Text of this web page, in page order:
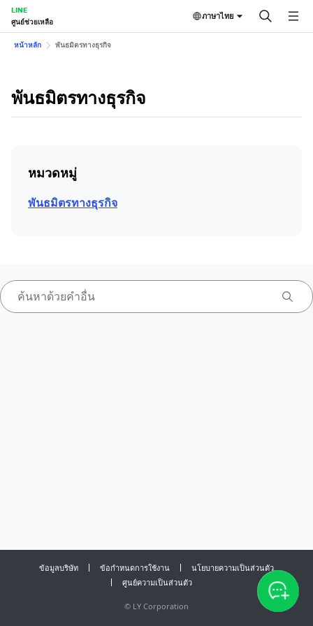
LINE
ศูนย์ช่วยเหลือ
ภาษาไทย
หน้าหลัก พันธมิตรทางธุรกิจ
พันธมิตรทางธุรกิจ
หมวดหมู่
พันธมิตรทางธุรกิจ
ข้อมูลบริษัท ข้อกำหนดการใช้งาน
นโยบายความเป็นส่วนตัว
ศูนย์ความเป็นส่วนตัว
© LY Corporation